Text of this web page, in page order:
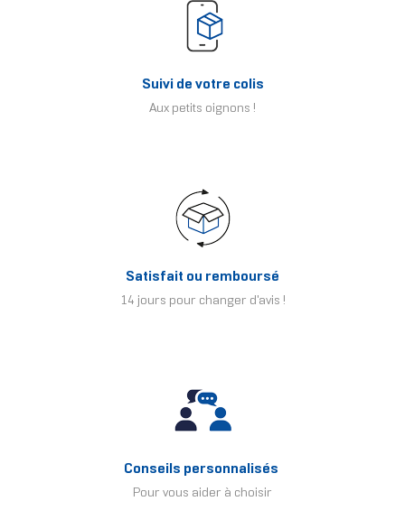
Suivi de votre colis
Aux petits oignons !
Satisfait ou remboursé
14 jours pour changer d'avis !
Conseils personnalisés
Pour vous aider à choisir